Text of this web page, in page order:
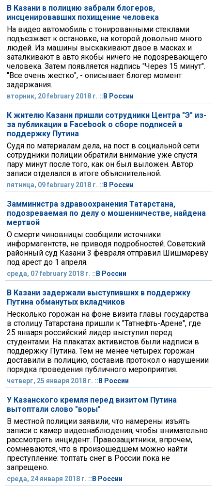
В Казани в полицию забрали блогеров,
инсценировавших похищение человека
На видео автомобиль с тонированными стеклами
подъезжает к остановке, на которой довольно много
людей. Из машины выскакивают двое в масках и
заталкивают в авто якобы ничего не подозревающего
человека. Затем появляется надпись "Через 15 минут".
"Все очень жестко", - описывает блогер момент
задержания.
вторник, 20 february 2018 г. :: В России
К жителю Казани пришли сотрудники Центра "Э" из-
за публикации в Facebook о сборе подписей в
поддержку Путина
Cудя по материалам дела, на пост в социальной сети
сотрудники полиции обратили внимание уже спустя
пару минут после того, как он был выложен. Автор
записи отделался в итоге объяснительной.
пятница, 09 february 2018 г. :: В России
Замминистра здравоохранения Татарстана,
подозреваемая по делу о мошенничестве, найдена
мертвой
О смерти чиновницы сообщили источники
информагентств, не приводя подробностей. Советский
районный суд Казани 3 февраля отправил Шишмареву
под арест до 1 апреля.
среда, 07 february 2018 г. :: В России
В Казани задержали выступивших в поддержку
Путина обманутых вкладчиков
Несколько горожан на фоне визита главы государства
в столицу Татарстана пришли к "Татнефть-Арене", где
25 января российский лидер выступил перед
студентами. На плакатах активистов были надписи в
поддержку Путина. Тем не менее четырех горожан
доставили в полицию, составив протокол о нарушении
порядка проведения публичного мероприятия.
четверг, 25 января 2018 г. :: В России
У Казанского кремля перед визитом Путина
вытоптали слово "воры"
В местной полиции заявили, что намерены изъять
записи с камер видеонаблюдения, чтобы внимательно
рассмотреть инцидент. Правозащитники, впрочем,
сомневаются, что в произошедшем можно найти
преступление: топтать снег в России пока не
запрещено.
среда, 24 января 2018 г. :: В России